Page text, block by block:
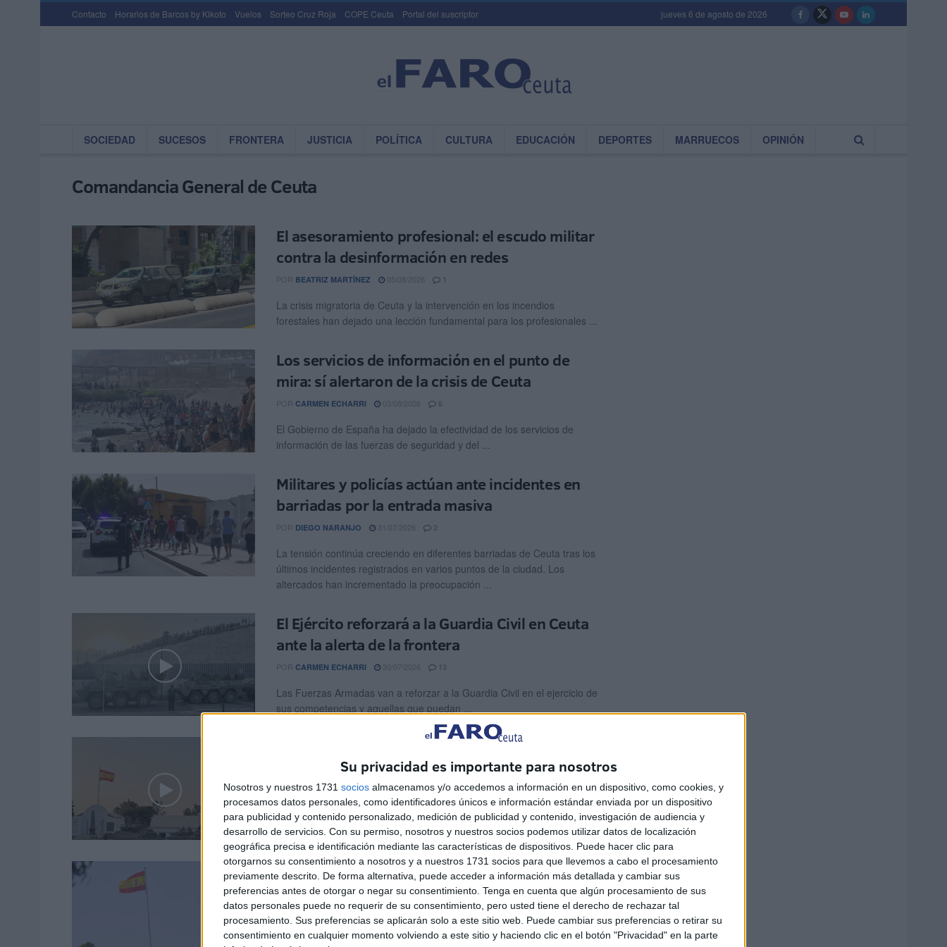
Su privacidad es importante para nosotros
Nosotros y nuestros 1731 socios almacenamos y/o accedemos a información en un dispositivo, como cookies, y
procesamos datos personales, como identificadores únicos e información estándar enviada por un dispositivo
para publicidad y contenido personalizado, medición de publicidad y contenido, investigación de audiencia y
desarrollo de servicios. Con su permiso, nosotros y nuestros socios podemos utilizar datos de localización
geográfica precisa e identificación mediante las características de dispositivos. Puede hacer clic para
otorgarnos su consentimiento a nosotros y a nuestros 1731 socios para que llevemos a cabo el procesamiento
previamente descrito. De forma alternativa, puede acceder a información más detallada y cambiar sus
preferencias antes de otorgar o negar su consentimiento. Tenga en cuenta que algún procesamiento de sus
datos personales puede no requerir de su consentimiento, pero usted tiene el derecho de rechazar tal
procesamiento. Sus preferencias se aplicarán solo a este sitio web. Puede cambiar sus preferencias o retirar su
consentimiento en cualquier momento volviendo a este sitio y haciendo clic en el botón "Privacidad" en la parte
Contacto Horarios de Barcos by Kikoto Vuelos Sorteo Cruz Roja COPE Ceuta Portal del suscriptor jueves 6 de agosto de 2026
SOCIEDAD SUCESOS FRONTERA JUSTICIA POLÍTICA CULTURA EDUCACIÓN DEPORTES MARRUECOS OPINIÓN
Comandancia General de Ceuta
El asesoramiento profesional: el escudo militar
contra la desinformación en redes
POR BEATRIZ MARTÍNEZ 1
La crisis migratoria de Ceuta y la intervención en los incendios
forestales han dejado una lección fundamental para los profesionales ...
Los servicios de información en el punto de
mira: sí alertaron de la crisis de Ceuta
POR CARMEN ECHARRI 6
El Gobierno de España ha dejado la efectividad de los servicios de
información de las fuerzas de seguridad y del ...
Militares y policías actúan ante incidentes en
barriadas por la entrada masiva
POR DIEGO NARANJO 31/07/2026 2
La tensión continúa creciendo en diferentes barriadas de Ceuta tras los
últimos incidentes registrados en varios puntos de la ciudad. Los
altercados han incrementado la preocupación ...
El Ejército reforzará a la Guardia Civil en Ceuta
ante la alerta de la frontera
POR CARMEN ECHARRI 30/07/2026 13
Las Fuerzas Armadas van a reforzar a la Guardia Civil en el ejercicio de
sus competencias y aquellas que puedan ...
Caballería homenajea a su patrón, Santiago
Apóstol, con una parada militar
POR MARIBEL TENA 25/07/2026 2
El acuartelamiento Coronel Galindo, sede del Regimiento de Caballería
Montesa nº3 de Ceuta, ha sido escenario en la tarde de ...
La fortaleza del Hacho ya luce la bandera de
España
CARMEN ECHARRI 25/07/2026 6
La fortaleza del Hacho ya luce su bandera de España. Por fin, desde